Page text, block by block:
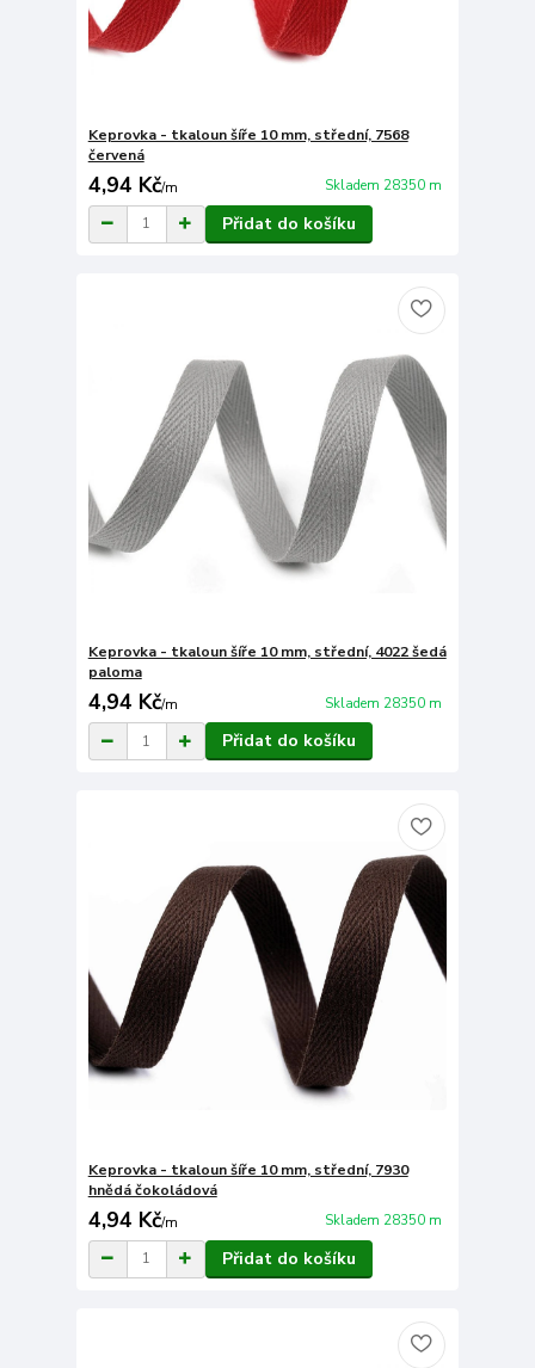
Keprovka - tkaloun šíře 10 mm, střední, 7568
červená
4,94 Kč/m Skladem 28350 m
Přidat do košíku
Keprovka - tkaloun šíře 10 mm, střední, 4022 šedá
paloma
4,94 Kč/m Skladem 28350 m
Přidat do košíku
Keprovka - tkaloun šíře 10 mm, střední, 7930
hnědá čokoládová
4,94 Kč/m Skladem 28350 m
Přidat do košíku